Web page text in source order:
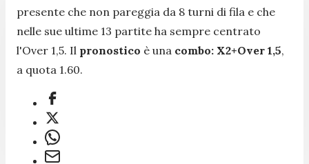
presente che non pareggia da 8 turni di fila e che
nelle sue ultime 13 partite ha sempre centrato
l'Over 1,5. Il pronostico è una combo: X2+Over 1,5,
a quota 1.60.